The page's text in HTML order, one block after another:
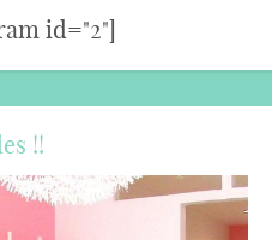
id="2"]
!!